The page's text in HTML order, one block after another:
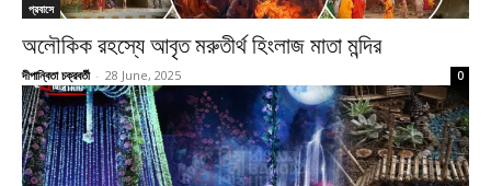
প্রবাসে
অলৌকিক রহস্যে আবৃত মরুতীর্থ হিংলাজ মাতা মন্দির
দীপান্বিতা চক্রবর্তী - 28 June, 2025 0